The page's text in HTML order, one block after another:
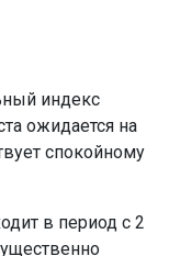
индекс
ожидается на
спокойному
в период с 2